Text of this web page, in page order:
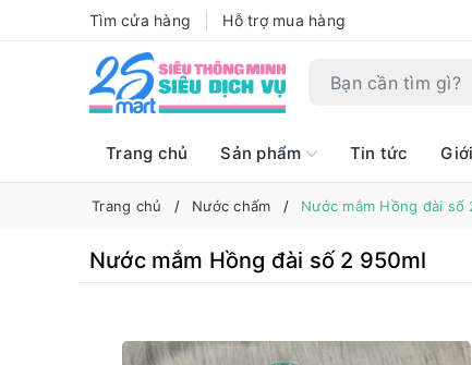
Tìm cửa hàng Hỗ trợ mua hàng
Trang chủ Sản phẩm Tin tức
Trang chủ Nước chấm Nước mắm Hồng đài số
Nước mắm Hồng đài số 2 950ml